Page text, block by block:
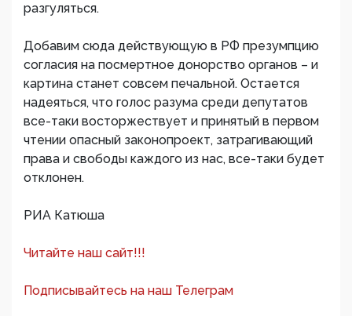
разгуляться.
Добавим сюда действующую в РФ презумпцию
согласия на посмертное донорство органов – и
картина станет совсем печальной. Остается
надеяться, что голос разума среди депутатов
все-таки восторжествует и принятый в первом
чтении опасный законопроект, затрагивающий
права и свободы каждого из нас, все-таки будет
отклонен.
РИА Катюша
Читайте наш сайт!!!
Подписывайтесь на наш Телеграм